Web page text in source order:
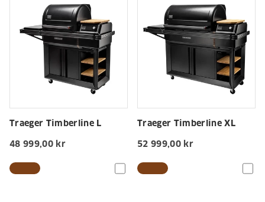
Traeger Timberline L
48 999,00 kr
Traeger Timberline XL
52 999,00 kr